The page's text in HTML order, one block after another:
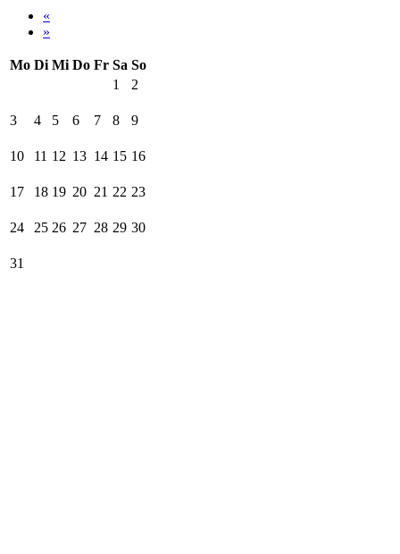
«
»
Mo Di Mi Do Fr Sa So
1
2
3 4 5 6 7 8 9
10 11 12 13 14 15 16
17 18 19 20 21 22 23
24 25 26 27 28 29 30
31